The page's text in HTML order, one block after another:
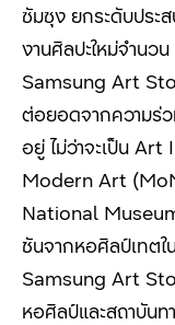
ซัมซุง ยกระดับประ
งานศิลปะใหม่จำนวน
Samsung Art
ต่อยอดจากความร่
อยู่ ไม่ว่าจะเป็น Art
Modern Art
National
ชันจากหอศิลป์เทต
Samsung Art
หอศิลป์และสถาบัน